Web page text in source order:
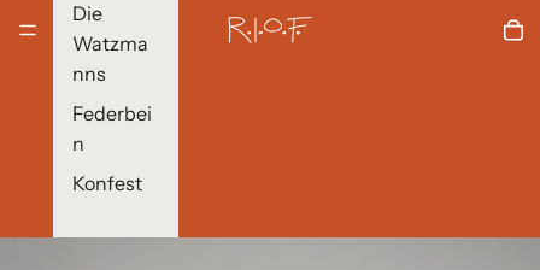
Die
Watzma
nns
Federbei
n
Konfest